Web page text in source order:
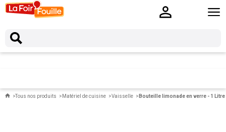
Tous nos produits Matériel de cuisine Vaisselle Bouteille limonade en verre - 1 Litre